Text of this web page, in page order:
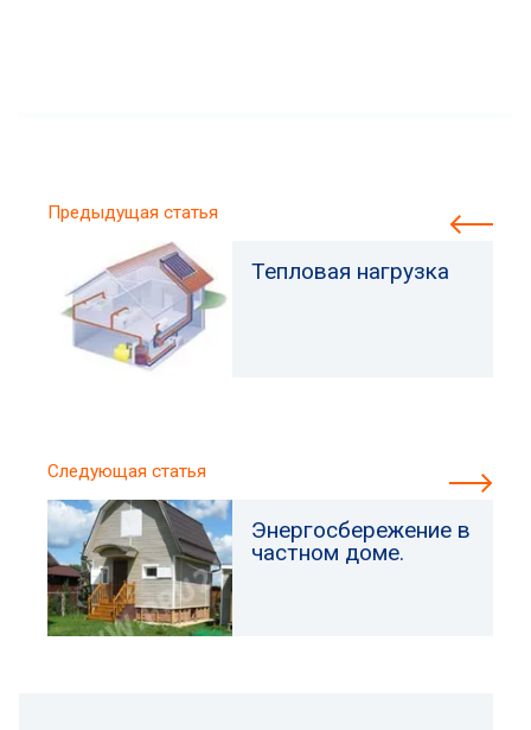
Предыдущая статья
Тепловая нагрузка
Следующая статья
Энергосбережение в
частном доме.